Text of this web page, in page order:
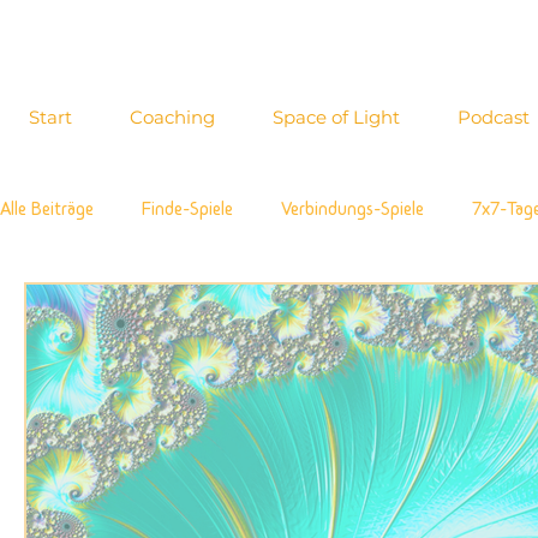
Start Coaching Space of Light Podcast
Alle Beiträge Finde-Spiele Verbindungs-Spiele 7x7-
Energiewahrnehmung Interview Inspirationen
Allgemeines Neue Möglichkeiten Selbst-Bewusstsein
Glastonbury Meditative Impulse Testimonial